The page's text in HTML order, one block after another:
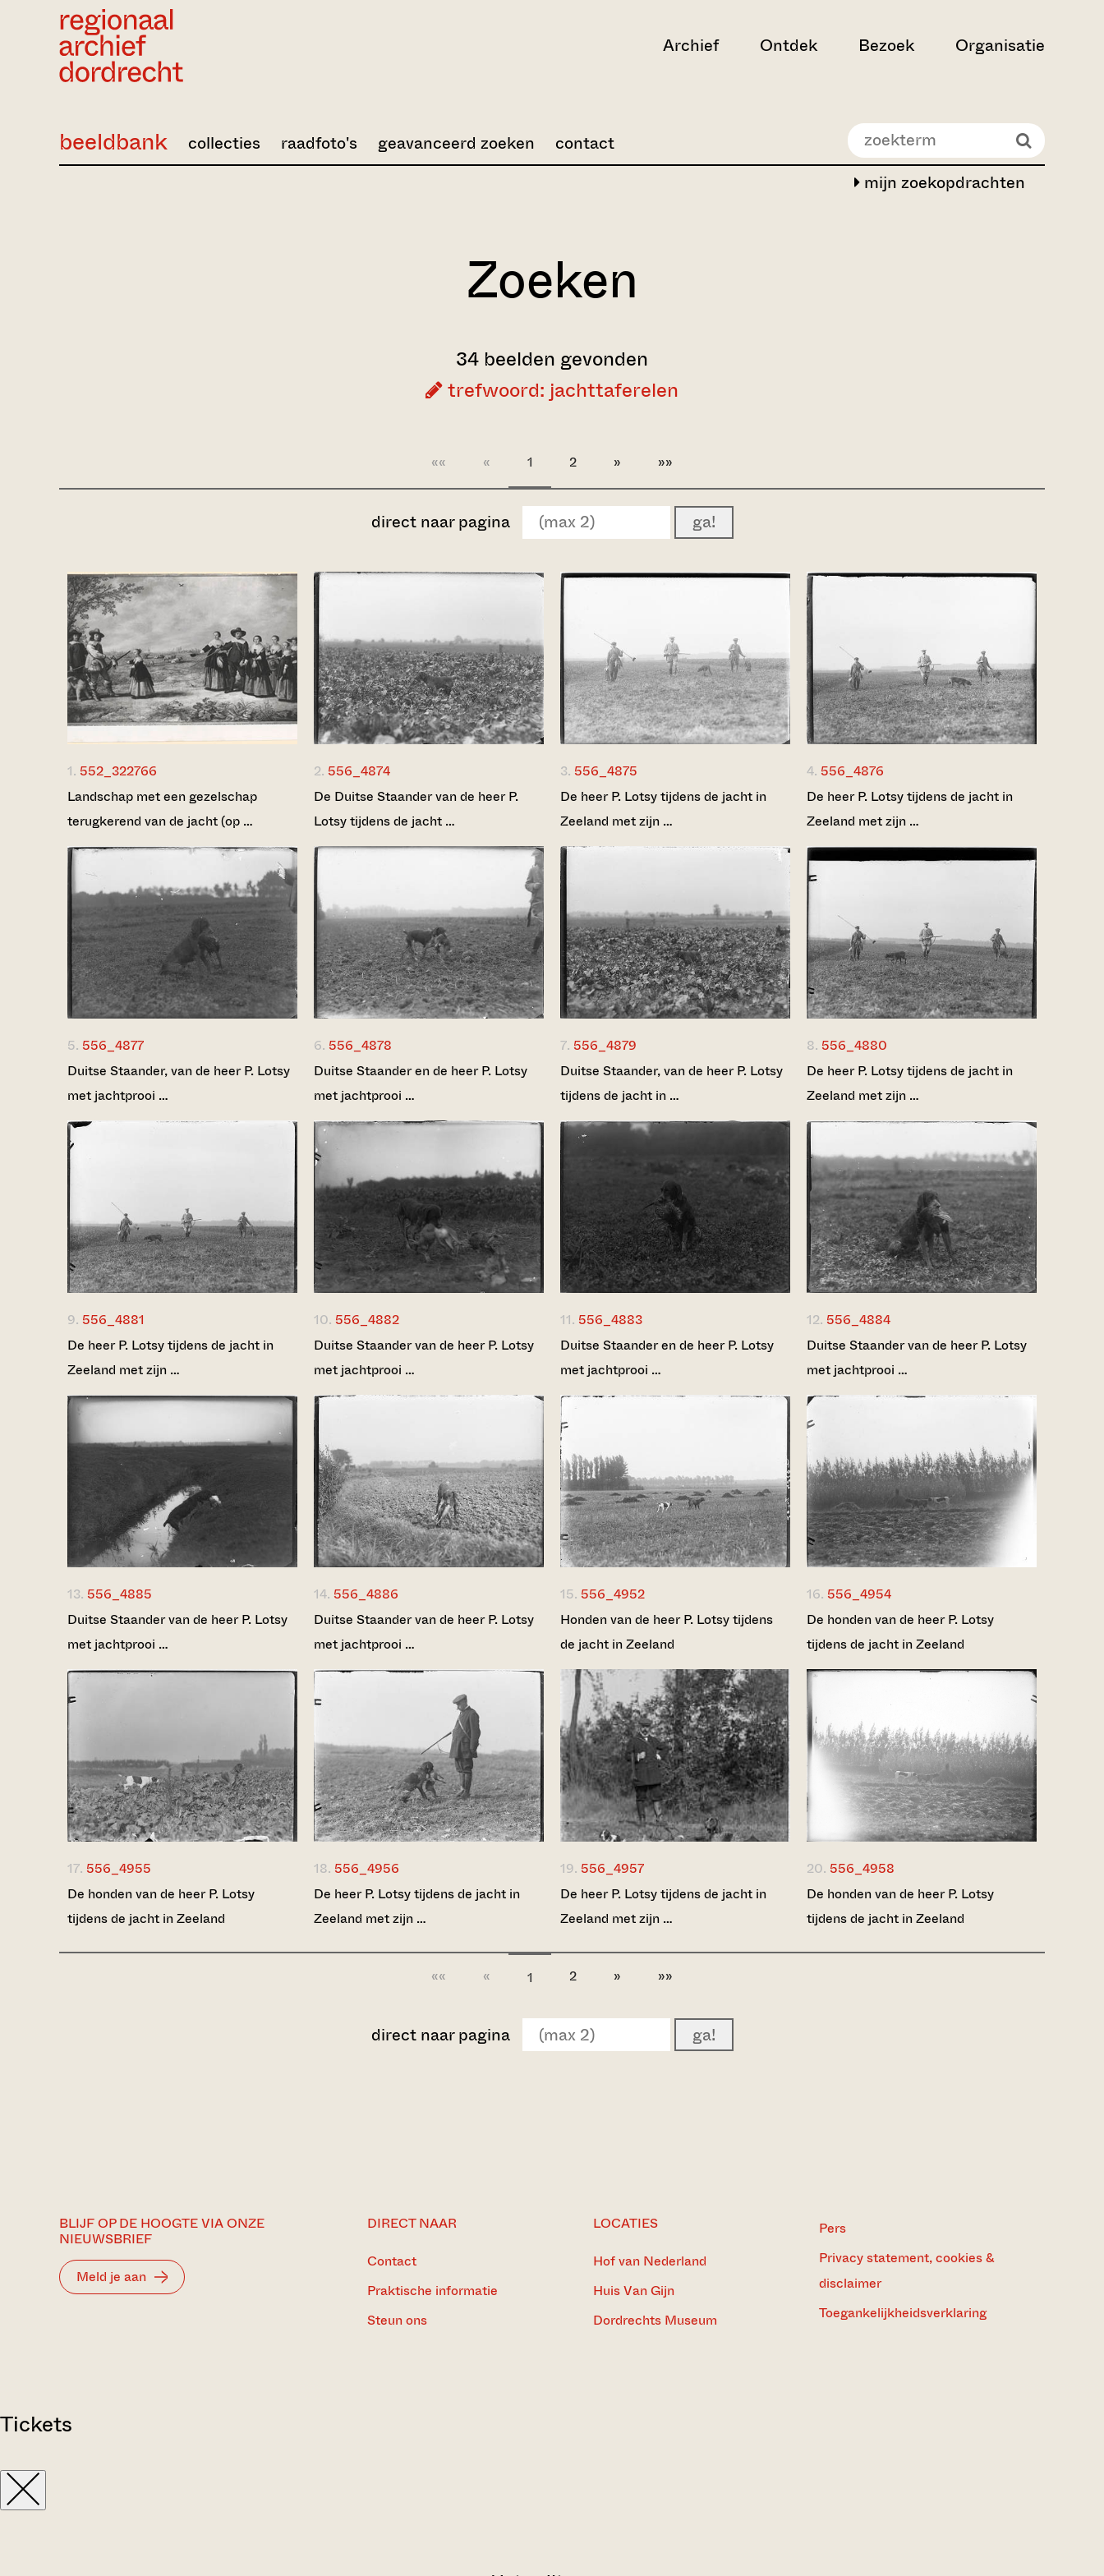
Archief Ontdek Bezoek Organisatie
mijn zoekopdrachten
beeldbank collecties raadfoto's geavanceerd zoeken contact
Zoeken
34 beelden gevonden
trefwoord: jachttaferelen
«« « 1 2 » »»
direct naar pagina ga!
1. 552_322766
Landschap met een gezelschap
terugkerend van de jacht (op …
2. 556_4874
De Duitse Staander van de heer P.
Lotsy tijdens de jacht …
3. 556_4875
De heer P. Lotsy tijdens de jacht in
Zeeland met zijn …
4. 556_4876
De heer P. Lotsy tijdens de jacht in
Zeeland met zijn …
5. 556_4877
Duitse Staander, van de heer P. Lotsy
met jachtprooi …
6. 556_4878
Duitse Staander en de heer P. Lotsy
met jachtprooi …
7. 556_4879
Duitse Staander, van de heer P. Lotsy
tijdens de jacht in …
8. 556_4880
De heer P. Lotsy tijdens de jacht in
Zeeland met zijn …
9. 556_4881
De heer P. Lotsy tijdens de jacht in
Zeeland met zijn …
10. 556_4882
Duitse Staander van de heer P. Lotsy
met jachtprooi …
11. 556_4883
Duitse Staander en de heer P. Lotsy
met jachtprooi …
12. 556_4884
Duitse Staander van de heer P. Lotsy
met jachtprooi …
13. 556_4885
Duitse Staander van de heer P. Lotsy
met jachtprooi …
14. 556_4886
Duitse Staander van de heer P. Lotsy
met jachtprooi …
15. 556_4952
Honden van de heer P. Lotsy tijdens
de jacht in Zeeland
16. 556_4954
De honden van de heer P. Lotsy
tijdens de jacht in Zeeland
17. 556_4955
De honden van de heer P. Lotsy
tijdens de jacht in Zeeland
18. 556_4956
De heer P. Lotsy tijdens de jacht in
Zeeland met zijn …
19. 556_4957
De heer P. Lotsy tijdens de jacht in
Zeeland met zijn …
20. 556_4958
De honden van de heer P. Lotsy
tijdens de jacht in Zeeland
«« « 1 2 » »»
direct naar pagina ga!
BLIJF OP DE HOOGTE VIA ONZE
NIEUWSBRIEF
Meld je aan
DIRECT NAAR
Contact
Praktische informatie
Steun ons
LOCATIES
Hof van Nederland
Huis Van Gijn
Dordrechts Museum
Pers
Privacy statement, cookies &
disclaimer
Toegankelijkheidsverklaring
Tickets